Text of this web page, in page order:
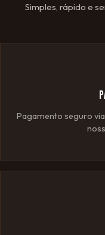
Simples, rápido e
Pagamento seguro